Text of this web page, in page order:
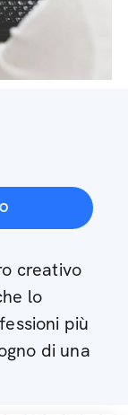
creativo
lo
più
di una